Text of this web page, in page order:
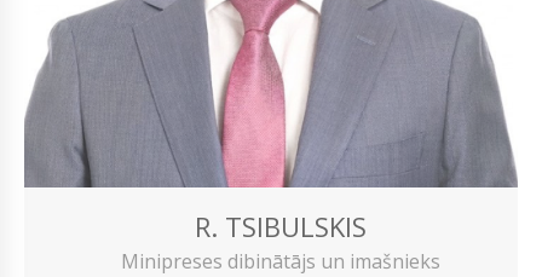
R. TSIBULSKIS
Minipreses dibinātājs un imašnieks